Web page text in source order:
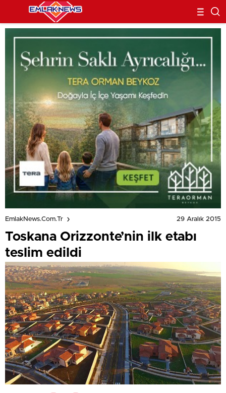
EmlakNews.com.tr 29 Aralık 2015
Toskana Orizzonte’nin ilk etabı
teslim edildi